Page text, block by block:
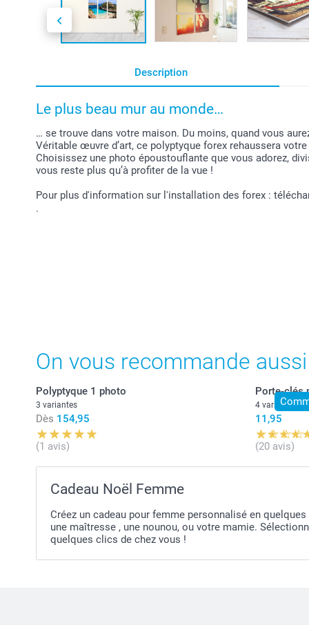
Description
Le plus beau mur au monde…
… se trouve dans votre maison. Du moins, quand vous
Véritable œuvre d’art, ce polyptyque forex rehaussera
Choisissez une photo époustouflante que vous adorez,
vous reste plus qu’à profiter de la vue !
Pour plus d'information sur l'installation des forex :
.
On vous recommande aussi
Polyptyque 1 photo
3 variantes
Dès 154,95
(1 avis)
Porte-clés
4 variantes
11,95
(20 avis)
Cadeau Noël Femme
Créez un cadeau pour femme personnalisé en
une maîtresse , une nounou, ou votre mamie.
quelques clics de chez vous !